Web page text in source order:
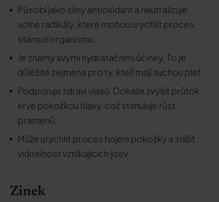
Působí jako silný antioxidant a neutralizuje
volné radikály, které mohou urychlit proces
stárnutí organismu.
Je známý svými hydratačními účinky. To je
důležité zejména pro ty, kteří mají suchou pleť.
Podporuje zdraví vlasů. Dokáže zvýšit průtok
krve pokožkou hlavy, což stimuluje růst
pramenů.
Může urychlit proces hojení pokožky a snížit
viditelnost vznikajících jizev.
Zinek